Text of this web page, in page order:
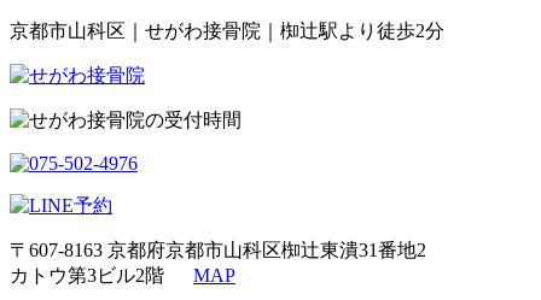
京都市山科区｜せがわ接骨院｜椥辻駅より徒歩2分
〒607-8163 京都府京都市山科区椥辻東潰31番地2
カトウ第3ビル2階 MAP